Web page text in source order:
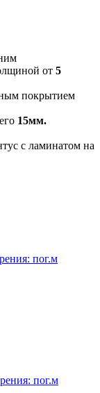
от 5
покрытием
15мм.
с ламинатом на
пог.м
пог.м